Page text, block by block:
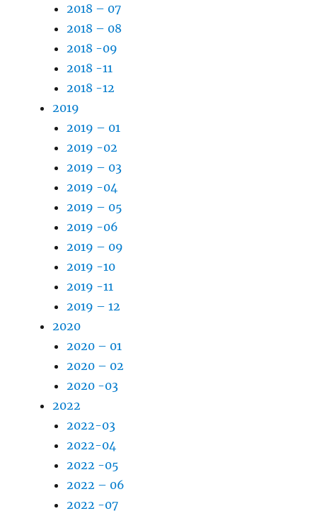
2018 – 07
2018 – 08
2018 -09
2018 -11
2018 -12
2019
2019 – 01
2019 -02
2019 – 03
2019 -04
2019 – 05
2019 -06
2019 – 09
2019 -10
2019 -11
2019 – 12
2020
2020 – 01
2020 – 02
2020 -03
2022
2022-03
2022-04
2022 -05
2022 – 06
2022 -07